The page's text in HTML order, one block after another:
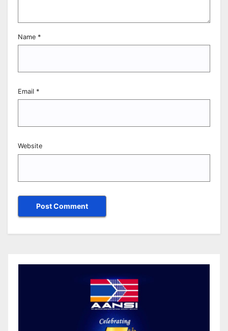
Name *
Email *
Website